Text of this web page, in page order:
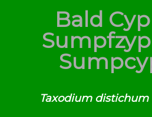
Bald
Taxodium distichum